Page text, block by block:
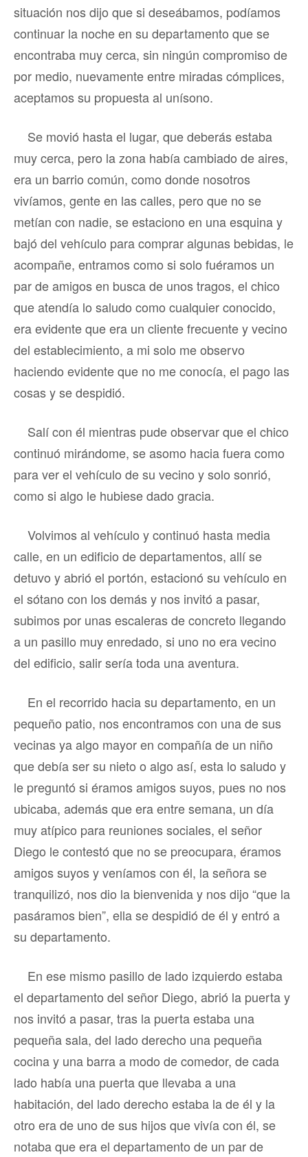
situación nos dijo que si deseábamos, podíamos
continuar la noche en su departamento que se
encontraba muy cerca, sin ningún compromiso de
por medio, nuevamente entre miradas cómplices,
aceptamos su propuesta al unísono.
Se movió hasta el lugar, que deberás estaba
muy cerca, pero la zona había cambiado de aires,
era un barrio común, como donde nosotros
vivíamos, gente en las calles, pero que no se
metían con nadie, se estaciono en una esquina y
bajó del vehículo para comprar algunas bebidas, le
acompañe, entramos como si solo fuéramos un
par de amigos en busca de unos tragos, el chico
que atendía lo saludo como cualquier conocido,
era evidente que era un cliente frecuente y vecino
del establecimiento, a mi solo me observo
haciendo evidente que no me conocía, el pago las
cosas y se despidió.
Salí con él mientras pude observar que el chico
continuó mirándome, se asomo hacia fuera como
para ver el vehículo de su vecino y solo sonrió,
como si algo le hubiese dado gracia.
Volvimos al vehículo y continuó hasta media
calle, en un edificio de departamentos, allí se
detuvo y abrió el portón, estacionó su vehículo en
el sótano con los demás y nos invitó a pasar,
subimos por unas escaleras de concreto llegando
a un pasillo muy enredado, si uno no era vecino
del edificio, salir sería toda una aventura.
En el recorrido hacia su departamento, en un
pequeño patio, nos encontramos con una de sus
vecinas ya algo mayor en compañía de un niño
que debía ser su nieto o algo así, esta lo saludo y
le preguntó si éramos amigos suyos, pues no nos
ubicaba, además que era entre semana, un día
muy atípico para reuniones sociales, el señor
Diego le contestó que no se preocupara, éramos
amigos suyos y veníamos con él, la señora se
tranquilizó, nos dio la bienvenida y nos dijo “que la
pasáramos bien”, ella se despidió de él y entró a
su departamento.
En ese mismo pasillo de lado izquierdo estaba
el departamento del señor Diego, abrió la puerta y
nos invitó a pasar, tras la puerta estaba una
pequeña sala, del lado derecho una pequeña
cocina y una barra a modo de comedor, de cada
lado había una puerta que llevaba a una
habitación, del lado derecho estaba la de él y la
otro era de uno de sus hijos que vivía con él, se
notaba que era el departamento de un par de